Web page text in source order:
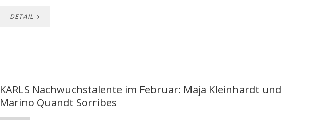
DETAIL
KARLS Nachwuchstalente im Februar: Maja Kleinhardt und
Marino Quandt Sorribes